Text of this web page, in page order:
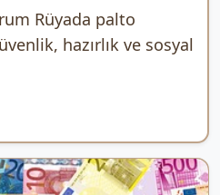
Rüyada palto
hazırlık ve sosyal